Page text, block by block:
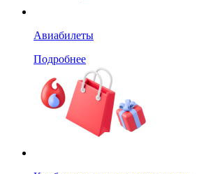
Авиабилеты
Подробнее